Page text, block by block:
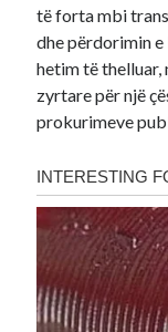
të forta mbi
dhe përdorimin
hetim të
zyrtare për një
prokurimeve